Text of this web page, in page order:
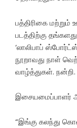
பத்திரிகை
படத்திற்கு
‘லாலிபாப்
நூறாவது நாள்
வாழ்த்துகள்.
இசையமைப்பாளர்
“இங்கு கலந்து